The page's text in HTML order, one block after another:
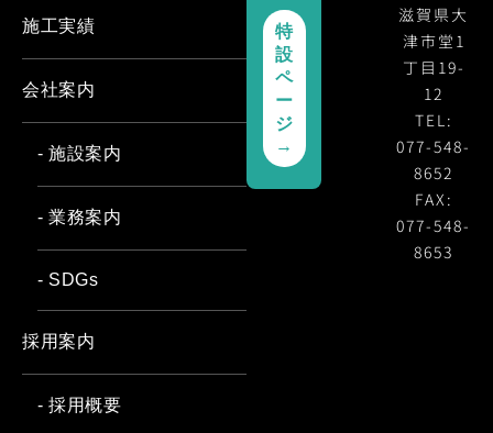
滋賀県大
津市堂1
丁目19-
12
TEL:
077-548-
8652
FAX:
077-548-
8653
特
設
ペ
ー
ジ
→
施工実績
会社案内
- 施設案内
- 業務案内
- SDGs
採用案内
- 採用概要